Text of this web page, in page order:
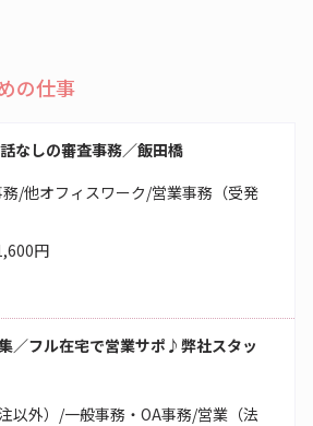
の仕事
なしの審査事務／飯田橋
/他オフィスワーク/営業事務（受発
円
／フル在宅で営業サポ♪弊社スタッ
以外）/一般事務・OA事務/営業（法